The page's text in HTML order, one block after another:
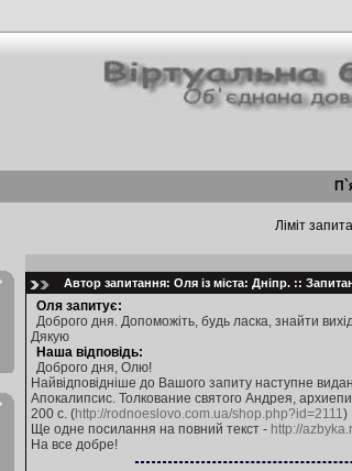
Ліміт
Автор запитання: Оля із міста: Дніпр. ::
Оля запитує:
Доброго дня. Допоможіть, будь ласка, знайти
Дякую
Наша відповідь:
Доброго дня, Олю!
Найвідповідніше до Вашого запиту наступне
Апокалипсис. Толкование святого Андрея,
200 с. (http://rodnoeslovo.com.ua/shop.php?id=2111)
Ще одне посилання на повний текст - http://
На все добре!